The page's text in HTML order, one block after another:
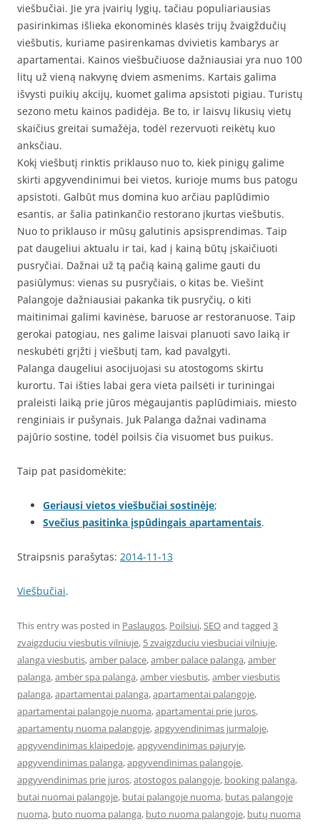
viešbučiai. Jie yra įvairių lygių, tačiau populiariausias
pasirinkimas išlieka ekonominės klasės trijų žvaigždučių
viešbutis, kuriame pasirenkamas dvivietis kambarys ar
apartamentai. Kainos viešbučiuose dažniausiai yra nuo 100
litų už vieną nakvynę dviem asmenims. Kartais galima
išvysti puikių akcijų, kuomet galima apsistoti pigiau. Turistų
sezono metu kainos padidėja. Be to, ir laisvų likusių vietų
skaičius greitai sumažėja, todėl rezervuoti reikėtų kuo
anksčiau.
Kokį viešbutį rinktis priklauso nuo to, kiek pinigų galime
skirti apgyvendinimui bei vietos, kurioje mums bus patogu
apsistoti. Galbūt mus domina kuo arčiau paplūdimio
esantis, ar šalia patinkančio restorano įkurtas viešbutis.
Nuo to priklauso ir mūsų galutinis apsisprendimas. Taip
pat daugeliui aktualu ir tai, kad į kainą būtų įskaičiuoti
pusryčiai. Dažnai už tą pačią kainą galime gauti du
pasiūlymus: vienas su pusryčiais, o kitas be. Viešint
Palangoje dažniausiai pakanka tik pusryčių, o kiti
maitinimai galimi kavinėse, baruose ar restoranuose. Taip
gerokai patogiau, nes galime laisvai planuoti savo laiką ir
neskubėti grįžti į viešbutį tam, kad pavalgyti.
Palanga daugeliui asocijuojasi su atostogoms skirtu
kurortu. Tai išties labai gera vieta pailsėti ir turiningai
praleisti laiką prie jūros mėgaujantis paplūdimiais, miesto
renginiais ir pušynais. Juk Palanga dažnai vadinama
pajūrio sostine, todėl poilsis čia visuomet bus puikus.
Taip pat pasidomėkite:
Geriausi vietos viešbučiai sostinėje;
Svečius pasitinka įspūdingais apartamentais.
Straipsnis parašytas: 2014-11-13
Viešbučiai.
This entry was posted in Paslaugos, Poilsiui,SEOand tagged 3
zvaigzduciu viesbutis vilniuje, 5 zvaigzduciu viesbuciai vilniuje,
alanga viesbutis,amber palace,amber palace palanga,amber
palanga,amber spa palanga,amber viesbutis,amber viesbutis
palanga,apartamentai palanga,apartamentai palangoje,
apartamentai palangoje nuoma,apartamentai prie juros,
apartamentų nuoma palangoje,apgyvendinimas jurmaloje,
apgyvendinimas klaipedoje,apgyvendinimas pajuryje,
apgyvendinimas palanga,apgyvendinimas palangoje,
apgyvendinimas prie juros,atostogos palangoje, booking palanga,
butai nuomai palangoje, butai palangoje nuoma, butas palangoje
nuoma, buto nuoma palanga, buto nuoma palangoje, butų nuoma